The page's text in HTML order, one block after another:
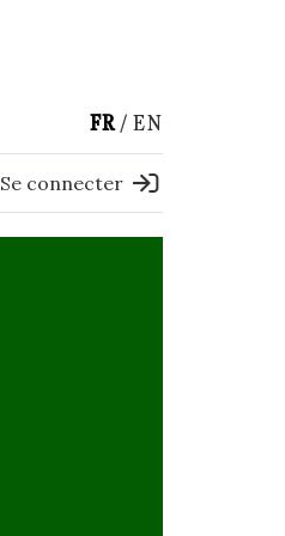
FR EN
Se connecter